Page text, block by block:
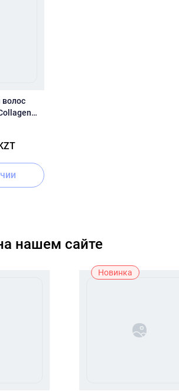
нашем сайте
Новинка